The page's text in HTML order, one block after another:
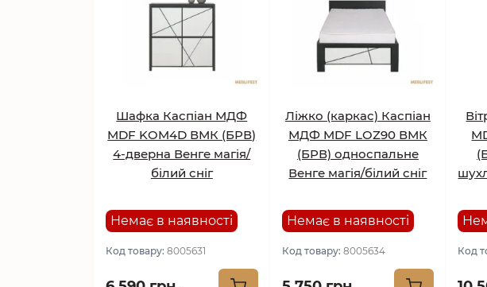
Шафка Каспіан МДФ
MDF KOM4D ВМК (БРВ)
4-дверна Венге магія/
білий сніг
Немає в наявності
Код товару: 8005631
Ліжко (каркас) Каспіан
МДФ MDF LOZ90 ВМК
(БРВ) односпальне
Венге магія/білий сніг
Немає в наявності
Код товару: 8005634 Код